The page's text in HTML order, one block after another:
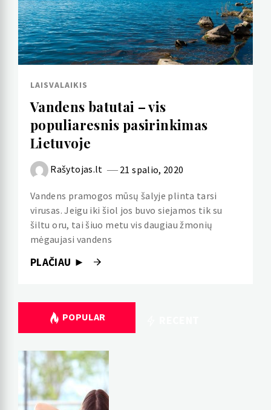
LAISVALAIKIS
Vandens batutai – vis
populiaresnis pasirinkimas
Lietuvoje
Rašytojas.lt 21 spalio, 2020
Vandens pramogos mūsų šalyje plinta tarsi
virusas. Jeigu iki šiol jos buvo siejamos tik su
šiltu oru, tai šiuo metu vis daugiau žmonių
mėgaujasi vandens
PLAČIAU ►
POPULAR